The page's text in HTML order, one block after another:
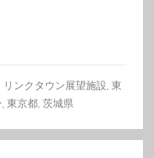
リンクタウン展望施設, 東
, 東京都, 茨城県